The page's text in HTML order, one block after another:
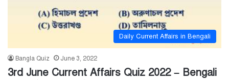
Daily Current Affairs in Bengali
Bangla Quiz June 3, 2022
3rd June Current Affairs Quiz 2022 – Bengali